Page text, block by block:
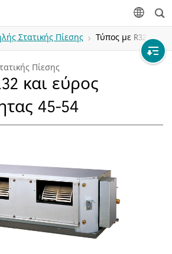
Στατικής Πίεσης Τύπος με R32 και
Πίεσης
και εύρος
45-54